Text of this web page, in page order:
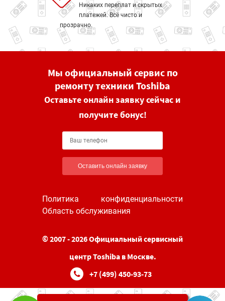
Никаких переплат и скрытых
платежей. Всё чисто и
прозрачно.
Мы официальный сервис по
ремонту техники Toshiba
Оставьте онлайн заявку сейчас и
получите бонус!
Оставить онлайн заявку
Политика конфиденциальности
Область обслуживания
© 2007 - 2026 Официальный сервисный
центр Toshiba в Москве.
+7 (499) 450-93-73